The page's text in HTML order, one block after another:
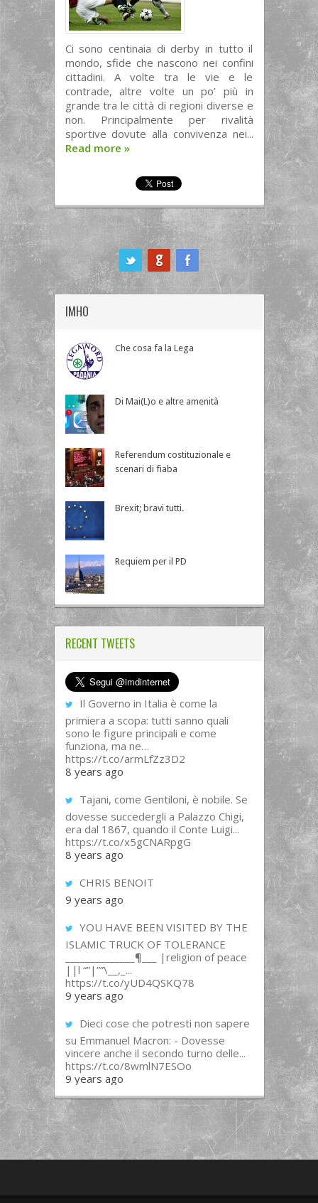
Ci sono centinaia di derby in tutto il
mondo, sfide che nascono nei confini
cittadini. A volte tra le vie e le
contrade, altre volte un po’ più in
grande tra le città di regioni diverse e
non. Principalmente per rivalità
sportive dovute alla convivenza nei...
Read more »
IMHO
Che cosa fa la Lega
Di Mai(L)o e altre amenità
Referendum costituzionale e
scenari di fiaba
Brexit; bravi tutti.
Requiem per il PD
RECENT TWEETS
Il Governo in Italia è come la
primiera a scopa: tutti sanno quali
sono le figure principali e come
funziona, ma ne…
https://t.co/armLfZz3D2
8 years ago
Tajani, come Gentiloni, è nobile. Se
dovesse succedergli a Palazzo Chigi,
era dal 1867, quando il Conte Luigi...
https://t.co/x5gCNARpgG
8 years ago
CHRIS BENOIT
9 years ago
YOU HAVE BEEN VISITED BY THE
ISLAMIC TRUCK OF TOLERANCE
______________¶___ |religion of peace
||l “”|””\__,_...
https://t.co/yUD4QSKQ78
9 years ago
Dieci cose che potresti non sapere
su Emmanuel Macron: - Dovesse
vincere anche il secondo turno delle...
https://t.co/8wmlN7ESOo
9 years ago